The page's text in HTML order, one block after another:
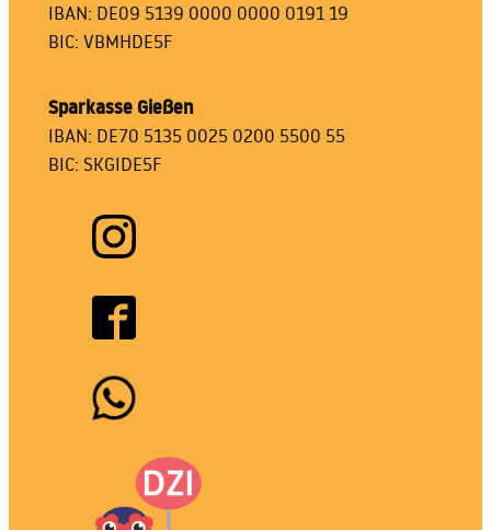
IBAN: DE09 5139 0000 0000 0191 19
BIC: VBMHDE5F
Sparkasse Gießen
IBAN: DE70 5135 0025 0200 5500 55
BIC: SKGIDE5F